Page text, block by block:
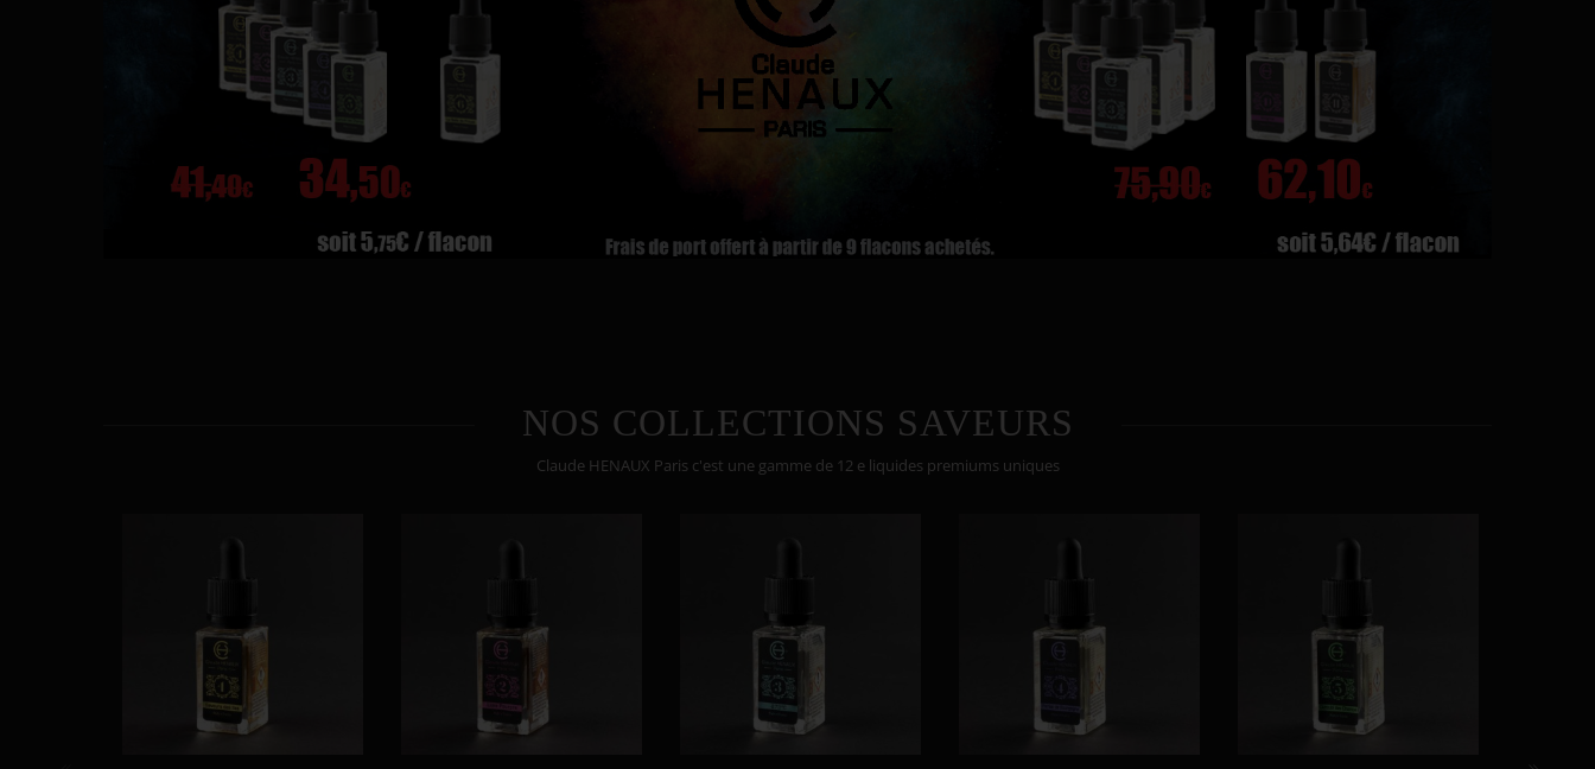
NOS COLLECTIONS SAVEURS
Claude HENAUX Paris c'est une gamme de 12 e liquides premiums uniques